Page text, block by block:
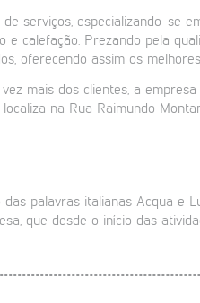
serviços, especializando-se
e calefação. Prezando pela
oferecendo assim os
mais dos clientes, a
na Rua Raimundo
palavras italianas Acqua e
que desde o início das